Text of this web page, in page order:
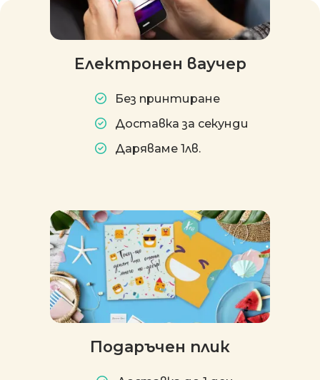
Електронен ваучер
Без принтиране
Доставка за секунди
Даряваме 1лв.
Подаръчен плик